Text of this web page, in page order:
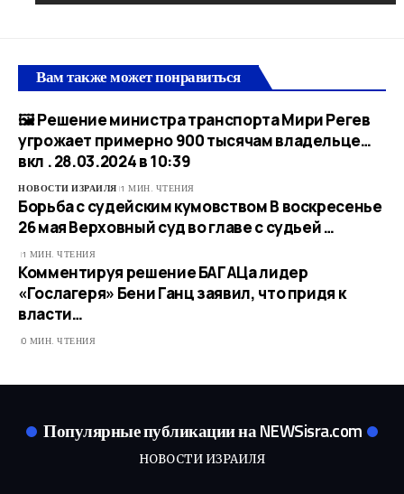
Вам также может понравиться
🖼 Решение министра транспорта Мири Регев
угрожает примерно 900 тысячам владельце…
вкл . 28.03.2024 в 10:39
НОВОСТИ ИЗРАИЛЯ 1 МИН. ЧТЕНИЯ
Борьба с судейским кумовством В воскресенье
26 мая Верховный суд во главе с судьей …
1 МИН. ЧТЕНИЯ
Комментируя решение БАГАЦа лидер
«Гослагеря» Бени Ганц заявил, что придя к
власти…
0 МИН. ЧТЕНИЯ
Популярные публикации на NEWSisra.com
НОВОСТИ ИЗРАИЛЯ